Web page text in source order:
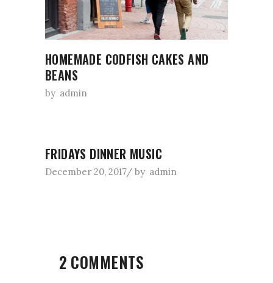
HOMEMADE CODFISH CAKES AND
BEANS
by admin
FRIDAYS DINNER MUSIC
December 20, 2017 by admin
2 COMMENTS